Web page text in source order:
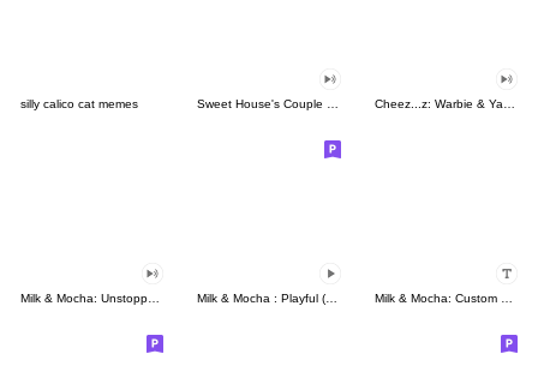
silly calico cat memes Sweet House's Couple in Love Cheez...z: Warbie & Yama 3